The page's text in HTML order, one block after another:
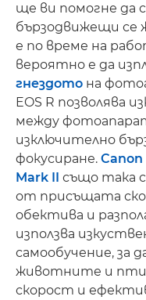
ще ви помогне да
бързодвижещи се
е по време на
вероятно е да
гнездото на
EOS R позволява
между
изключително
фокусиране. Canon
Mark II също така
от присъщата
обектива и
използва
самообучение, за
животните и
скорост и